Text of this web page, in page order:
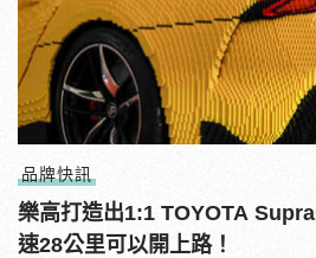
品牌快訊
樂高打造出1:1 TOYOTA
速28公里可以開上路！